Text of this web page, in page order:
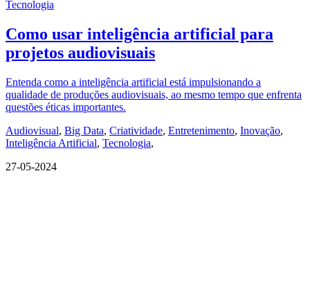
Tecnologia
Como usar inteligência artificial para
projetos audiovisuais
Entenda como a inteligência artificial está impulsionando a
qualidade de produções audiovisuais, ao mesmo tempo que enfrenta
questões éticas importantes.
Audiovisual, Big Data, Criatividade, Entretenimento, Inovação,
Inteligência Artificial, Tecnologia,
27-05-2024